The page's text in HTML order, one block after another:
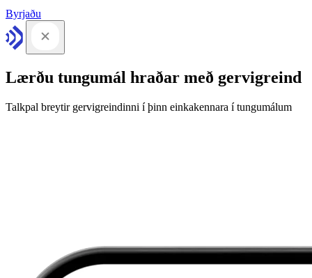
Byrjaðu
Lærðu tungumál hraðar með gervigreind
Talkpal breytir gervigreindinni í þinn einkakennara í tungumálum